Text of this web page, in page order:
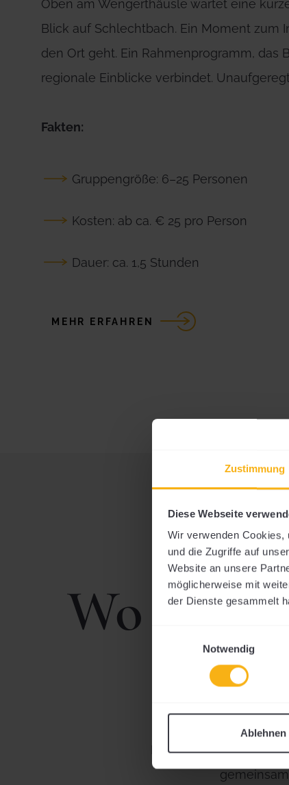
Zustimmung
Diese Webseite
Wir verwenden Cookies,
und die Zugriffe auf
Website an unsere
möglicherweise mit
der Dienste gesammelt
Notwendig
Ablehnen
Oben am Wengerthäusle wartet eine
Blick auf Schlechtbach. Ein Moment zum
den Ort geht. Ein Rahmenprogramm, das
regionale Einblicke verbindet.
Fakten:
Gruppengröße: 6–25 Personen
Kosten: ab ca. € 25 pro Person
Dauer: ca. 1,5 Stunden
MEHR ERFAHREN
Wo der
Eine Weinprobe, die